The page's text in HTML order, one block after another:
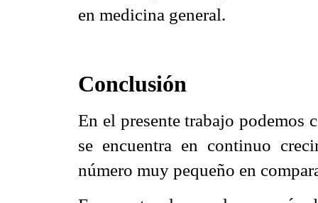
en medicina general.
Conclusión
En el presente trabajo
se encuentra en continuo
número muy pequeño en